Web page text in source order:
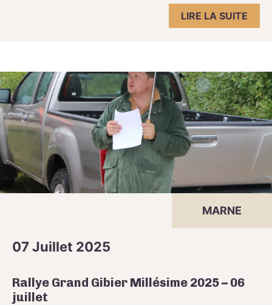
LIRE LA SUITE
MARNE
07 Juillet 2025
Rallye Grand Gibier Millésime 2025 – 06
juillet